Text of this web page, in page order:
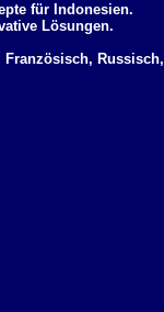
für Indonesien.
Lösungen.
Russisch,